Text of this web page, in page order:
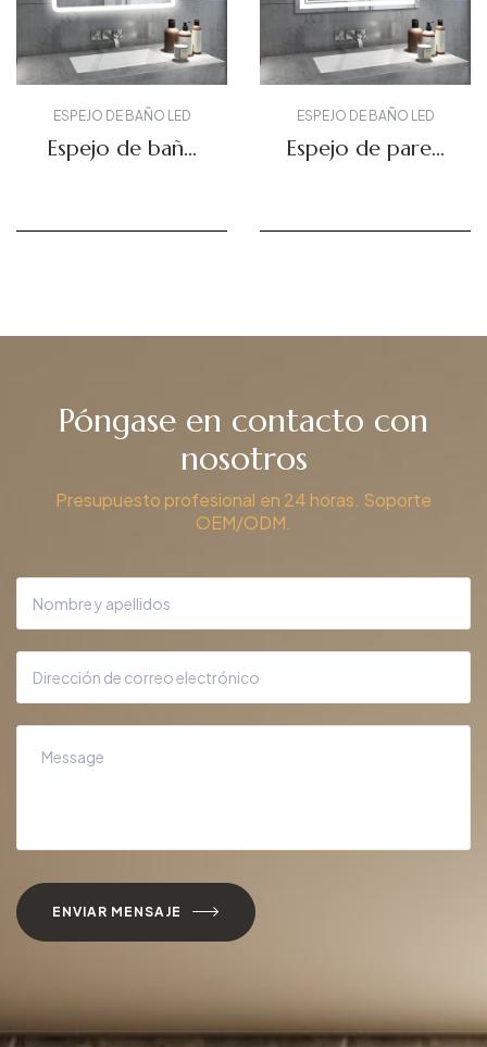
ESPEJO DE BAÑO LED
Espejo de baño
ESPEJO DE BAÑO LED
Espejo de pared
Póngase en contacto con
nosotros
Presupuesto profesional en 24 horas. Soporte
OEM/ODM.
ENVIAR MENSAJE